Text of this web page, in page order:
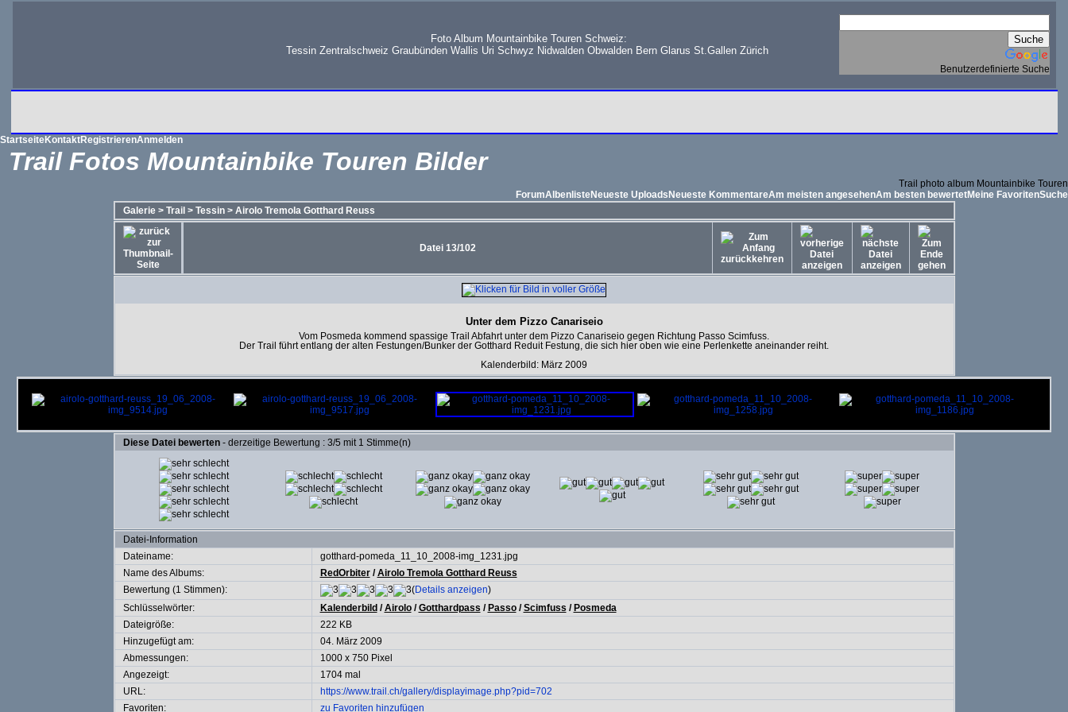
Foto Album Mountainbike Touren Schweiz:
Tessin Zentralschweiz Graubünden Wallis Uri Schwyz Nidwalden Obwalden Bern Glarus St.Gallen Zürich
Benutzerdefinierte Suche
StartseiteKontaktRegistrierenAnmelden
Trail Fotos Mountainbike Touren Bilder
Trail photo album Mountainbike Touren
ForumAlbenlisteNeueste Uploads Neueste KommentareAm meisten angesehenAm besten bewertetMeine FavoritenSuche
Galerie> Trail > Tessin> Airolo Tremola Gotthard Reuss
Datei 13/102
Unter dem Pizzo Canariseio
Vom Posmeda kommend spassige Trail Abfahrt unter dem Pizzo Canariseio gegen Richtung Passo Scimfuss.
Der Trail führt entlang der alten Festungen/Bunker der Gotthard Reduit Festung, die sich hier oben wie eine Perlenkette aneinander reiht.
Kalenderbild: März 2009
Diese Datei bewerten- derzeitige Bewertung : 3/5 mit 1 Stimme(n)
Datei-Information
Dateiname:
gotthard-pomeda_11_10_2008-img_1231.jpg
Name des Albums:
RedOrbiter/Airolo Tremola Gotthard Reuss
Bewertung (1 Stimmen):
(Details anzeigen)
Schlüsselwörter:
Kalenderbild /Airolo/Gotthardpass / Passo/Scimfuss / Posmeda
Dateigröße:
222 KB
Hinzugefügt am:
04. März 2009
Abmessungen:
1000 x 750 Pixel
Angezeigt:
1704 mal
URL:
https://www.trail.ch/gallery/displayimage.php?pid=702
Favoriten:
zu Favoriten hinzufügen